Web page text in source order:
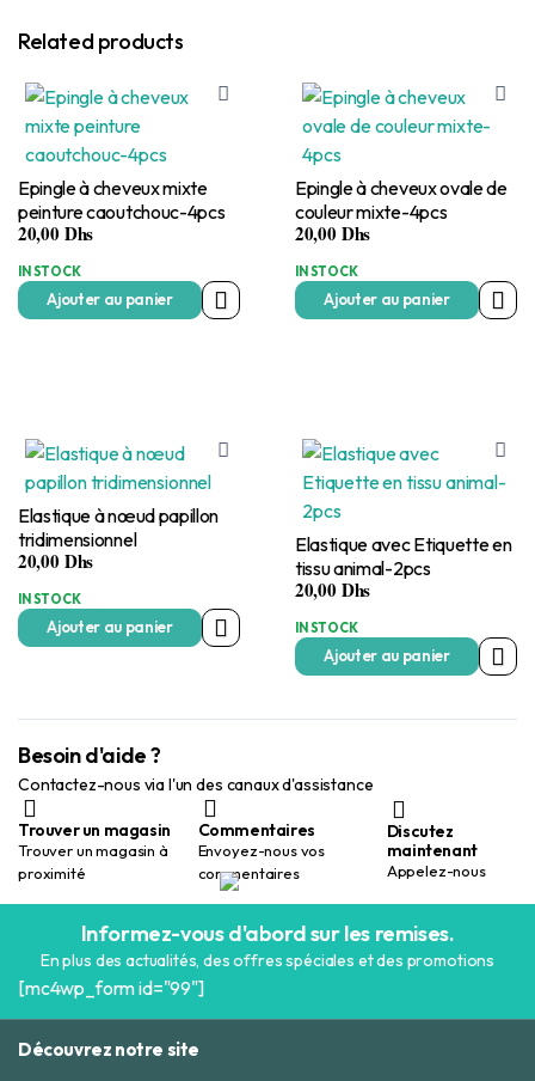
Related products
Epingle à cheveux mixte
peinture caoutchouc-4pcs
20,00Dhs
IN STOCK
Ajouter au panier
Epingle à cheveux ovale de
couleur mixte-4pcs
20,00Dhs
IN STOCK
Ajouter au panier
Elastique à nœud papillon
tridimensionnel
20,00Dhs
IN STOCK
Ajouter au panier
Elastique avec Etiquette en
tissu animal-2pcs
20,00Dhs
IN STOCK
Ajouter au panier
Besoin d'aide ?
Contactez-nous via l'un des canaux d'assistance
Trouver un magasin
Trouver un magasin à
proximité
Commentaires
Envoyez-nous vos
commentaires
Discutez
maintenant
Appelez-nous
Informez-vous d'abord sur les remises.
En plus des actualités, des offres spéciales et des promotions
[mc4wp_form id="99"]
Découvrez notre site